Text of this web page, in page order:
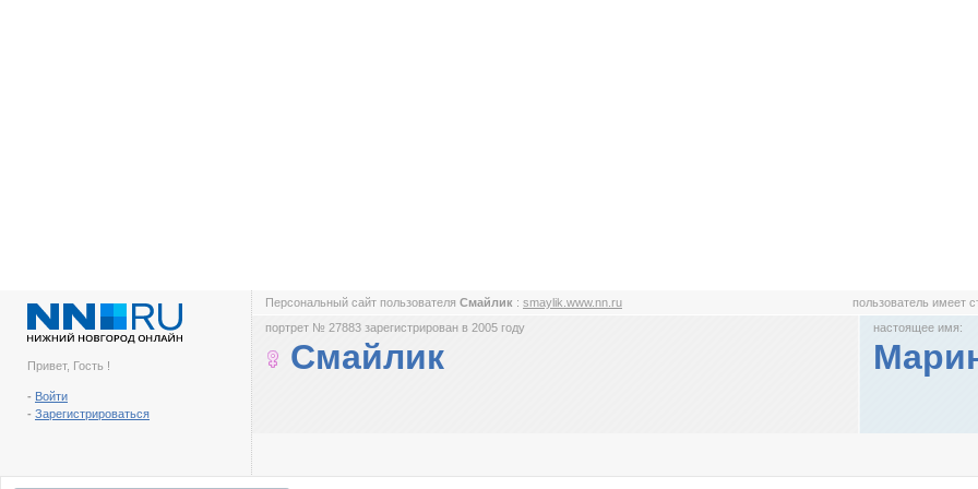
Привет, Гость !
- Войти
- Зарегистрироваться
Персональный сайт пользователя Смайлик : smaylik.www.nn.ru пользователь имеет
портрет № 27883 зарегистрирован в 2005 году
Смайлик
настоящее имя: